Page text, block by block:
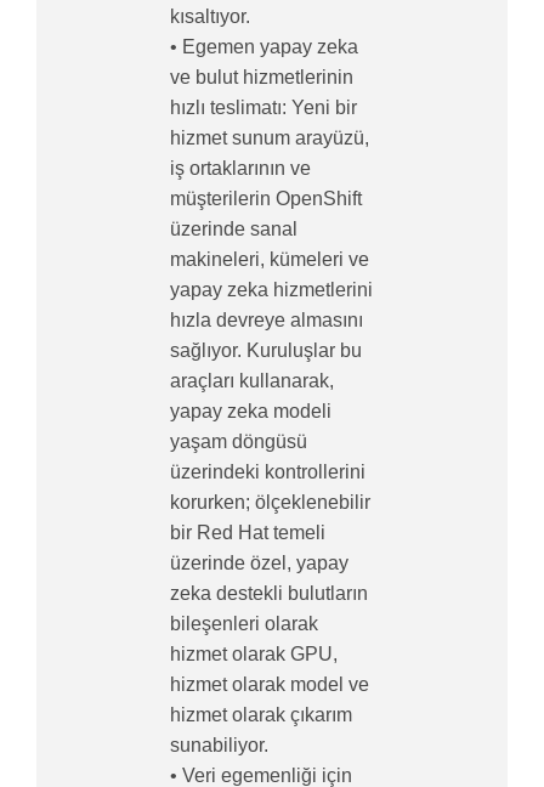
kısaltıyor.
• Egemen yapay zeka
ve bulut hizmetlerinin
hızlı teslimatı: Yeni bir
hizmet sunum arayüzü,
iş ortaklarının ve
müşterilerin OpenShift
üzerinde sanal
makineleri, kümeleri ve
yapay zeka hizmetlerini
hızla devreye almasını
sağlıyor. Kuruluşlar bu
araçları kullanarak,
yapay zeka modeli
yaşam döngüsü
üzerindeki kontrollerini
korurken; ölçeklenebilir
bir Red Hat temeli
üzerinde özel, yapay
zeka destekli bulutların
bileşenleri olarak
hizmet olarak GPU,
hizmet olarak model ve
hizmet olarak çıkarım
sunabiliyor.
• Veri egemenliği için